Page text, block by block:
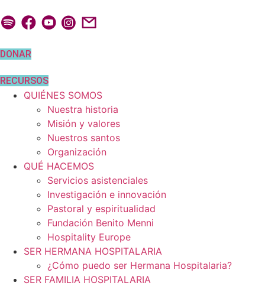
al
DONAR
RECURSOS
QUIÉNES SOMOS
Nuestra historia
Misión y valores
Nuestros santos
Organización
QUÉ HACEMOS
Servicios asistenciales
Investigación e innovación
Pastoral y espiritualidad
Fundación Benito Menni
Hospitality Europe
SER HERMANA HOSPITALARIA
¿Cómo puedo ser Hermana Hospitalaria?
SER FAMILIA HOSPITALARIA